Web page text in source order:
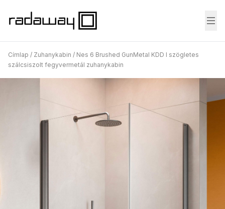
Címlap / Zuhanykabin / Nes 6 Brushed GunMetal KDD I szögletes
szálcsiszolt fegyvermetál zuhanykabin